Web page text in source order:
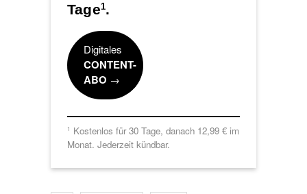
Tage1.
Digitales
CONTENT-
ABO →
1 Kostenlos für 30 Tage, danach 12,99 € im
Monat. Jederzeit kündbar.